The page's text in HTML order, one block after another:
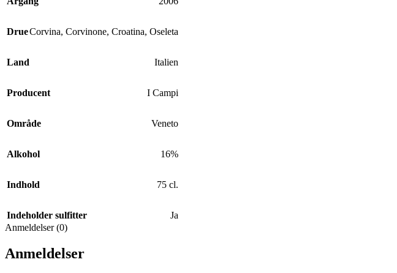
DrueCorvina, Corvinone, Croatina, Oseleta
Land Italien
Producent I Campi
Område Veneto
Alkohol 16%
Indhold 75 cl.
Indeholder sulfitter
Ja
Anmeldelser (0)
Anmeldelser